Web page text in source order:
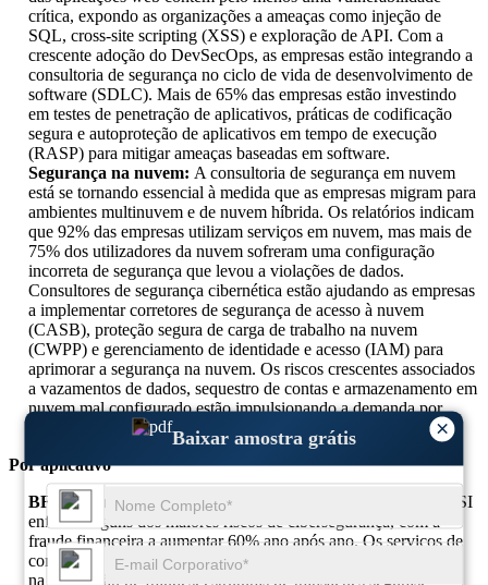
×
Baixar amostra grátis
crítica, expondo as organizações a ameaças como injeção de
SQL, cross-site scripting (XSS) e exploração de API. Com a
crescente adoção do DevSecOps, as empresas estão integrando a
consultoria de segurança no ciclo de vida de desenvolvimento de
software (SDLC). Mais de 65% das empresas estão investindo
em testes de penetração de aplicativos, práticas de codificação
segura e autoproteção de aplicativos em tempo de execução
(RASP) para mitigar ameaças baseadas em software.
Segurança na nuvem: A consultoria de segurança em nuvem
está se tornando essencial à medida que as empresas migram para
ambientes multinuvem e de nuvem híbrida. Os relatórios indicam
que 92% das empresas utilizam serviços em nuvem, mas mais de
75% dos utilizadores da nuvem sofreram uma configuração
incorreta de segurança que levou a violações de dados.
Consultores de segurança cibernética estão ajudando as empresas
a implementar corretores de segurança de acesso à nuvem
(CASB), proteção segura de carga de trabalho na nuvem
(CWPP) e gerenciamento de identidade e acesso (IAM) para
aprimorar a segurança na nuvem. Os riscos crescentes associados
a vazamentos de dados, sequestro de contas e armazenamento em
nuvem mal configurado estão impulsionando a demanda por
serviços especializados de consultoria em segurança na nuvem.
Por aplicativo
BFSI (Bancos, Serviços Financeiros e Seguros):
O setor BFSI
enfrenta alguns dos maiores riscos de cibersegurança, com a
fraude financeira a aumentar 60% ano após ano. Os serviços de
consultoria em segurança cibernética neste setor concentram-se
na prevenção de fraudes, estruturas de transações seguras,